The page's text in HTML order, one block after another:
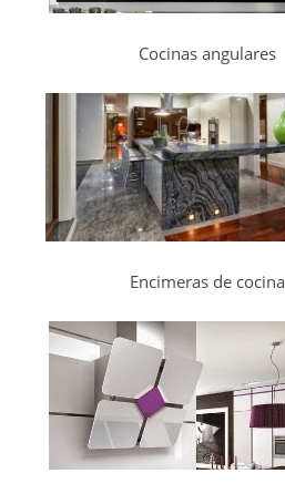
Cocinas angulares
Encimeras de cocina